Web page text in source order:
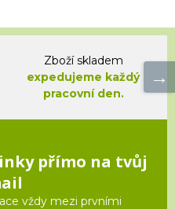
Zboží skladem
expedujeme každý
pracovní den.
přímo na tvůj
vždy mezi prvními